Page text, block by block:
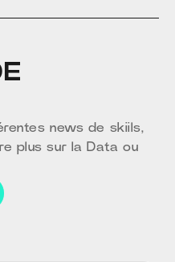
news de skiils,
plus sur la Data ou